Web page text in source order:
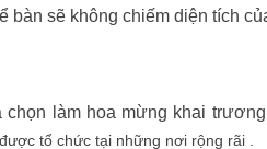
sẽ không chiếm diện tích
làm hoa mừng khai
tổ chức tại những nơi rộng rãi .